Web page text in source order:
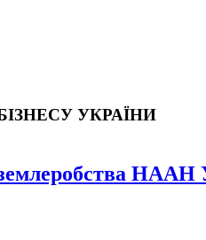
УКРАЇНИ
землеробства